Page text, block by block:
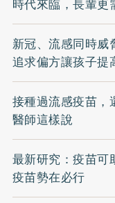
時代來臨，長輩更
新冠、流感同時威
追求偏方讓孩子提
接種過流感疫苗，
醫師這樣說
最新研究：疫苗可
疫苗勢在必行